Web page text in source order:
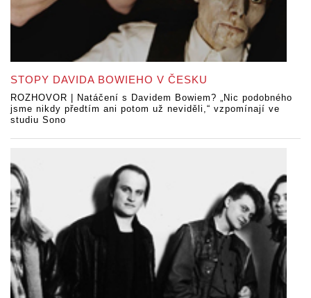
STOPY DAVIDA BOWIEHO V ČESKU
ROZHOVOR | Natáčení s Davidem Bowiem? „Nic podobného
jsme nikdy předtím ani potom už neviděli,“ vzpomínají ve
studiu Sono